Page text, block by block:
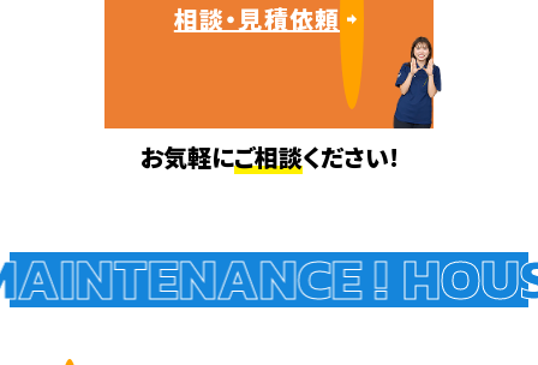
相談・見積依頼
お気軽にご相談ください!
!